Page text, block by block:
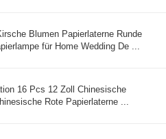
Blumen Papierlaterne Runde
für Home Wedding De ...
16 Pcs 12 Zoll Chinesische
Rote Papierlaterne ...